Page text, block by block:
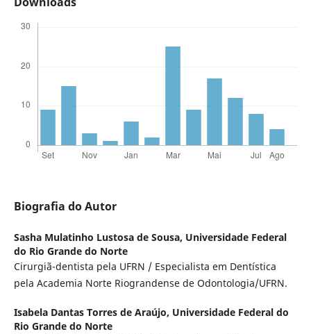
Biografia do Autor
Sasha Mulatinho Lustosa de Sousa, Universidade Federal
do Rio Grande do Norte
Cirurgiã-dentista pela UFRN / Especialista em Dentística
pela Academia Norte Riograndense de Odontologia/UFRN.
Isabela Dantas Torres de Araújo, Universidade Federal do
Rio Grande do Norte